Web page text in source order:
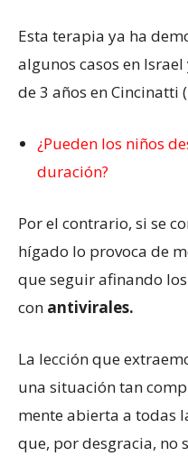
Esta terapia ya ha
algunos casos en
de 3 años en Cincinatti
¿Pueden los niños
duración?
Por el contrario, si se
hígado lo provoca de
que seguir afinando
con antivirales.
La lección que
una situación tan
mente abierta a todas
que, por desgracia, no